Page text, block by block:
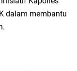
dalam membantu